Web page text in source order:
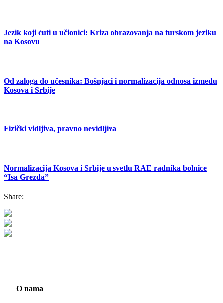
Jezik koji ćuti u učionici: Kriza obrazovanja na turskom jeziku
na Kosovu
Od zaloga do učesnika: Bošnjaci i normalizacija odnosa između
Kosova i Srbije
Fizički vidljiva, pravno nevidljiva
Normalizacija Kosova i Srbije u svetlu RAE radnika bolnice
“Isa Grezda”
Share:
O nama